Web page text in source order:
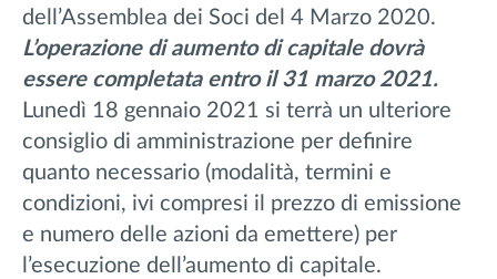
dell’Assemblea dei Soci del 4 Marzo 2020.
L’operazione di aumento di capitale dovrà
essere completata entro il 31 marzo 2021.
Lunedì 18 gennaio 2021 si terrà un ulteriore
consiglio di amministrazione per definire
quanto necessario (modalità, termini e
condizioni, ivi compresi il prezzo di emissione
e numero delle azioni da emettere) per
l’esecuzione dell’aumento di capitale.